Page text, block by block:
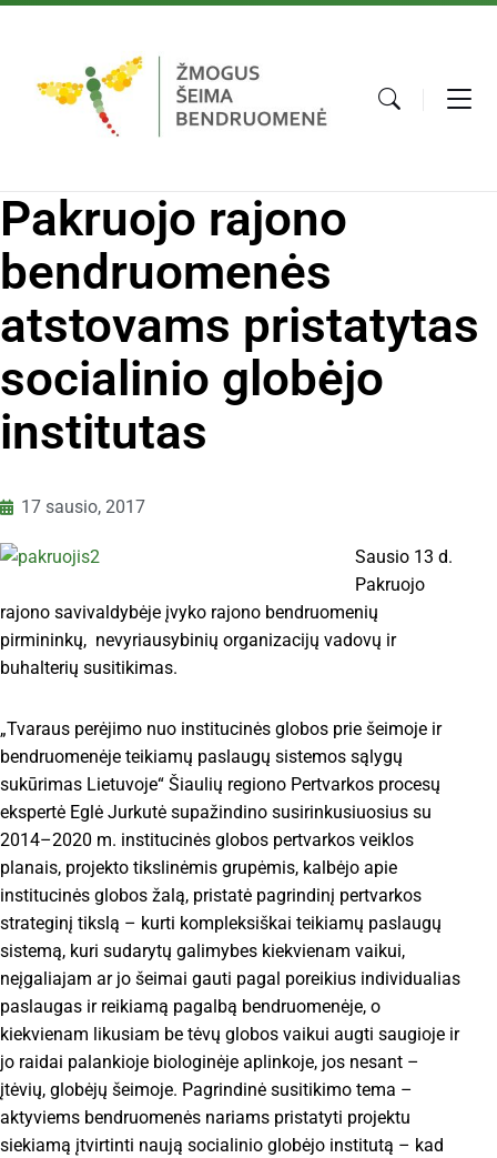
Pakruojo rajono
bendruomenės
atstovams pristatytas
socialinio globėjo
institutas
17 sausio, 2017
Sausio 13 d.
Pakruojo
rajono savivaldybėje įvyko rajono bendruomenių
pirmininkų, nevyriausybinių organizacijų vadovų ir
buhalterių susitikimas.
„Tvaraus perėjimo nuo institucinės globos prie šeimoje ir
bendruomenėje teikiamų paslaugų sistemos sąlygų
sukūrimas Lietuvoje“ Šiaulių regiono Pertvarkos procesų
ekspertė Eglė Jurkutė supažindino susirinkusiuosius su
2014–2020 m. institucinės globos pertvarkos veiklos
planais, projekto tikslinėmis grupėmis, kalbėjo apie
institucinės globos žalą, pristatė pagrindinį pertvarkos
strateginį tikslą – kurti kompleksiškai teikiamų paslaugų
sistemą, kuri sudarytų galimybes kiekvienam vaikui,
neįgaliajam ar jo šeimai gauti pagal poreikius individualias
paslaugas ir reikiamą pagalbą bendruomenėje, o
kiekvienam likusiam be tėvų globos vaikui augti saugioje ir
jo raidai palankioje biologinėje aplinkoje, jos nesant –
įtėvių, globėjų šeimoje. Pagrindinė susitikimo tema –
aktyviems bendruomenės nariams pristatyti projektu
siekiamą įtvirtinti naują socialinio globėjo institutą – kad